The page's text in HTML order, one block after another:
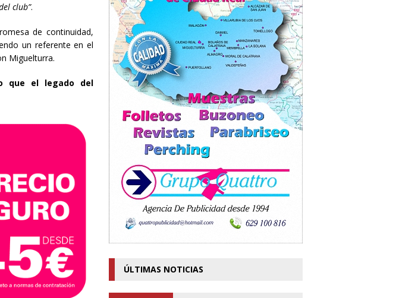
club”.
de continuidad,
un referente en el
Miguelturra.
que el legado del
ÚLTIMAS NOTICIAS